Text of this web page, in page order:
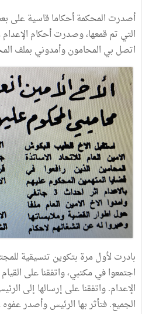
أصدرت المحكمة أحكاما قاسية على
التي تم قمعها، وصدرت أحكام
اتصل بي المحامون وأمدوني بملف
بادرت لأول مرة بتكوين تنسيقية
اجتمعوا في مكتبي، واتفقنا على
الإعدام. واتفقنا على إرسالها إلى
الجميع. فتأثر بها الرئيس وأصدر